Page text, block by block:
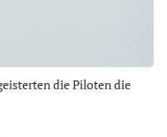
die Piloten die